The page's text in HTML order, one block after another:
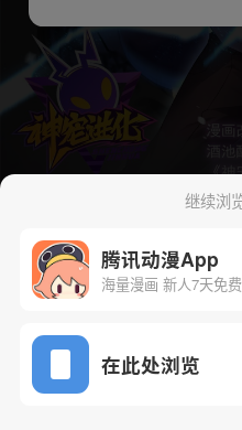
下一话
继续浏
腾讯动漫App
海量漫画 新人7天免
在此处浏览